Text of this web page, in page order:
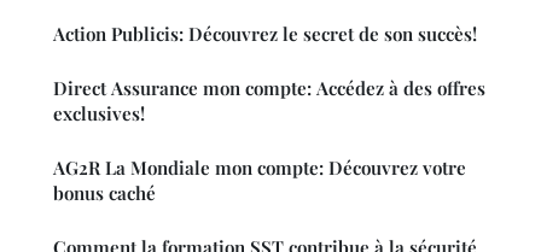
Action Publicis: Découvrez le secret de son succès!
Direct Assurance mon compte: Accédez à des offres
exclusives!
AG2R La Mondiale mon compte: Découvrez votre
bonus caché
Comment la formation SST contribue à la sécurité